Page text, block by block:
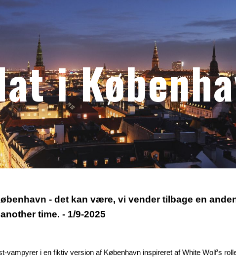
Skip to navigation
i
- det kan være, vi vender tilbage en
time. - 1/9-2025
vampyrer i en fiktiv version af København inspireret af White Wolf’s